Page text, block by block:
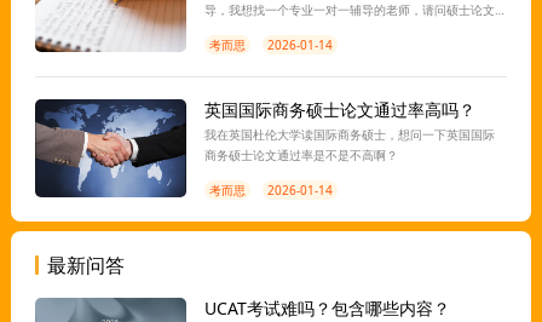
导，我想找一个专业一对一辅导的老师，请问硕士论文
考而思
2026-01-14
英国国际商务硕士论文通过率高吗？
我在英国杜伦大学读国际商务硕士，想问一下英国国际
商务硕士论文通过率是不是不高啊？
考而思 2026-01-14
最新问答
UCAT考试难吗？包含哪些内容？